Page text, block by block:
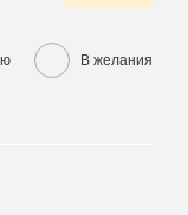
В желания